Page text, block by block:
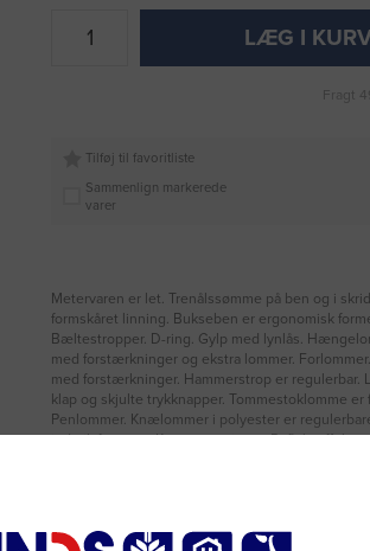
LÆG I
Fragt
Tilføj til favoritliste
Sammenlign markerede
varer
Metervaren er let. Trenålssømme på ben og i
formskåret linning. Bukseben er ergonomisk
Bæltestropper. D-ring. Gylp med lynlås.
med forstærkninger og ekstra lommer.
med forstærkninger. Hammerstrop er regulerbar.
klap og skjulte trykknapper. Tommestoklomme
Penlommer. Knælommer i polyester er
indstik fra oven. Kontrastsyninger.